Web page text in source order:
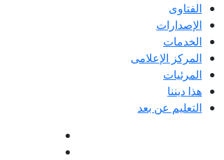
الفتاوى
الإصدارات
الخدمات
المركز الإعلامى
المرئيات
هذا ديننا
التعليم عن بعد